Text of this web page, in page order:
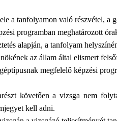
a tanfolyamon való részvétel,
programban meghatározott
alapján, a tanfolyam
az állam által elismert
megfelelő képzési
követően a vizsga nem
kell adni.